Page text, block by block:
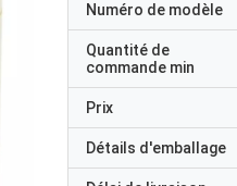
Numéro de modèle
Quantité de
commande min
Prix
Détails d'emballage